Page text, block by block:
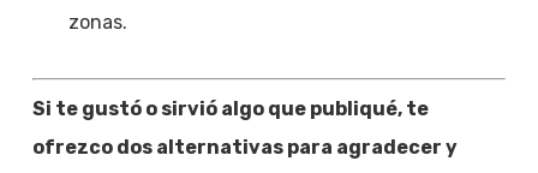
zonas.
Si te gustó o sirvió algo que publiqué, te
ofrezco dos alternativas para agradecer y